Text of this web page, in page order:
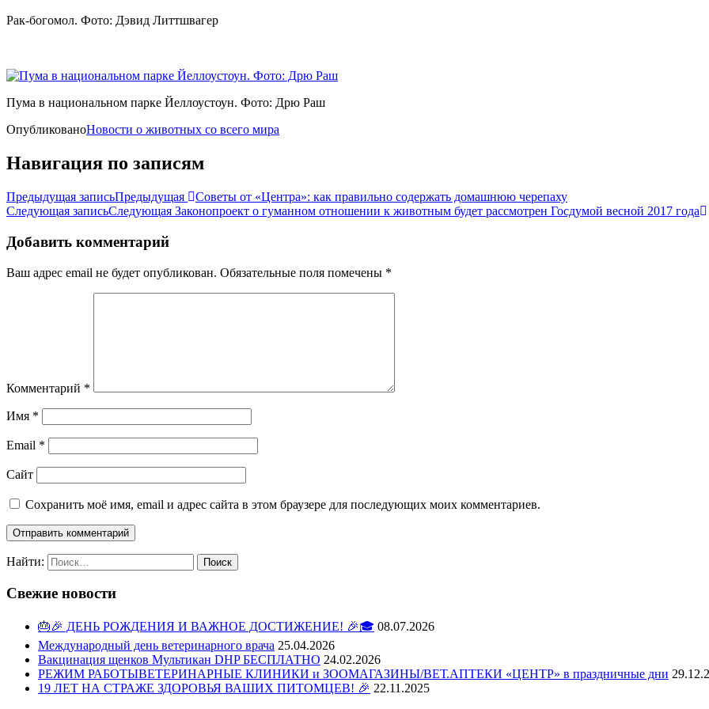
Рак-богомол. Фото: Дэвид Литтшвагер
Пума в национальном парке Йеллоустоун. Фото: Дрю Раш
ОпубликованоНовости о животных со всего мира
Навигация по записям
Предыдущая записьПредыдущая
Советы от «Центра»: как правильно содержать домашнюю черепаху
Следующая записьСледующая Законопроект о гуманном отношении к животным будет рассмотрен Госдумой весной 2017 года
Добавить комментарий
Ваш адрес email не будет опубликован. Обязательные поля помечены *
Комментарий *
Имя *
Email *
Сайт
Сохранить моё имя, email и адрес сайта в этом браузере для последующих моих комментариев.
Найти:
Свежие новости
🎂🎉 ДЕНЬ РОЖДЕНИЯ И ВАЖНОЕ ДОСТИЖЕНИЕ! 🎉🎓 08.07.2026
Международный день ветеринарного врача 25.04.2026
Вакцинация щенков Мультикан DHP БЕСПЛАТНО 24.02.2026
РЕЖИМ РАБОТЫВЕТЕРИНАРНЫЕ КЛИНИКИ и ЗООМАГАЗИНЫ/ВЕТ.АПТЕКИ «ЦЕНТР» в праздничные дни
19 ЛЕТ НА СТРАЖЕ ЗДОРОВЬЯ ВАШИХ ПИТОМЦЕВ! 🎉 22.11.2025